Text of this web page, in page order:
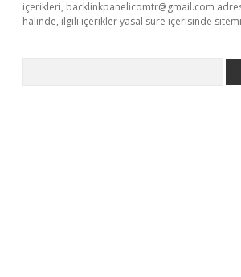
içerikleri, backlinkpanelicomtr@gmail.com
halinde, ilgili içerikler yasal süre içerisinde